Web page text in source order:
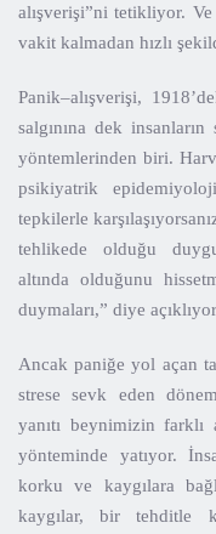
alışverişi”ni tetikliyor.
vakit kalmadan hızlı
Panik–alışverişi,
salgınına dek
yöntemlerinden biri.
psikiyatrik
tepkilerle
tehlikede olduğu
altında olduğunu
duymaları,” diye
Ancak paniğe yol açan
strese sevk eden
yanıtı beynimizin farklı
yönteminde yatıyor.
korku ve kaygılara
kaygılar, bir tehditle